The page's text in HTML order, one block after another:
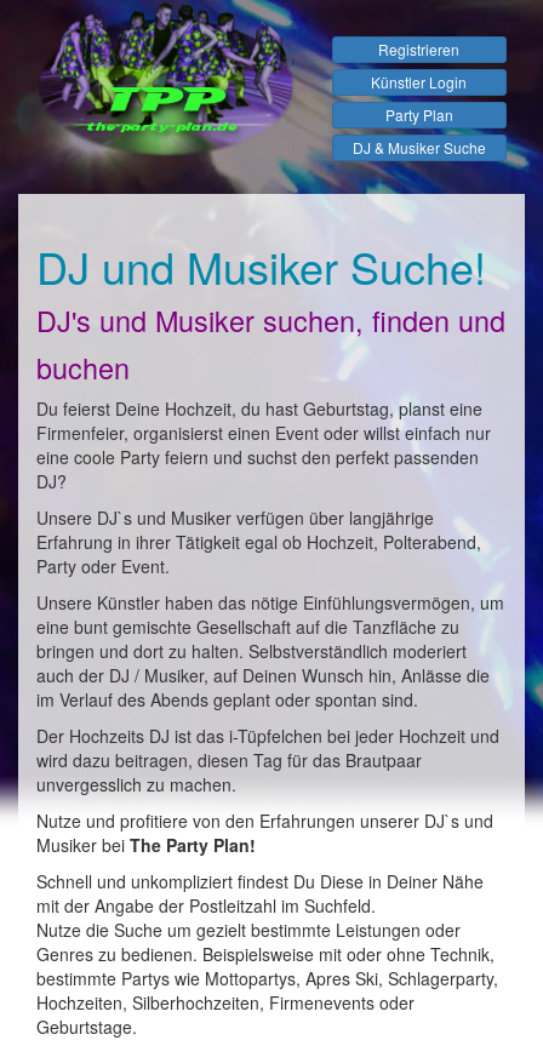
Registrieren
Künstler Login
Party Plan
DJ & Musiker Suche
DJ und Musiker Suche!
DJ's und Musiker suchen, finden und
buchen
Du feierst Deine Hochzeit, du hast Geburtstag, planst eine
Firmenfeier, organisierst einen Event oder willst einfach nur
eine coole Party feiern und suchst den perfekt passenden
DJ?
Unsere DJ`s und Musiker verfügen über langjährige
Erfahrung in ihrer Tätigkeit egal ob Hochzeit, Polterabend,
Party oder Event.
Unsere Künstler haben das nötige Einfühlungsvermögen, um
eine bunt gemischte Gesellschaft auf die Tanzfläche zu
bringen und dort zu halten. Selbstverständlich moderiert
auch der DJ / Musiker, auf Deinen Wunsch hin, Anlässe die
im Verlauf des Abends geplant oder spontan sind.
Der Hochzeits DJ ist das i-Tüpfelchen bei jeder Hochzeit und
wird dazu beitragen, diesen Tag für das Brautpaar
unvergesslich zu machen.
Nutze und profitiere von den Erfahrungen unserer DJ`s und
Musiker bei The Party Plan!
Schnell und unkompliziert findest Du Diese in Deiner Nähe
mit der Angabe der Postleitzahl im Suchfeld.
Nutze die Suche um gezielt bestimmte Leistungen oder
Genres zu bedienen. Beispielsweise mit oder ohne Technik,
bestimmte Partys wie Mottopartys, Apres Ski, Schlagerparty,
Hochzeiten, Silberhochzeiten, Firmenevents oder
Geburtstage.